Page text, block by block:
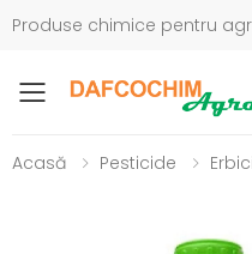
Produse chimice pentru
Toggle
Acasă Pesticide